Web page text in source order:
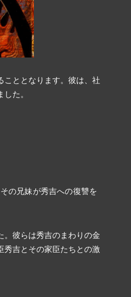
こととなります。彼は、社
た。
の兄妹が秀吉への復讐を
。彼らは秀吉のまわりの金
秀吉とその家臣たちとの激